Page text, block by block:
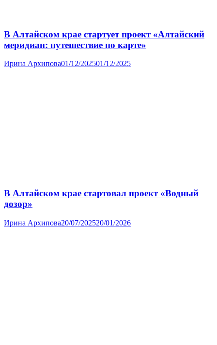
В Алтайском крае стартует проект «Алтайский
меридиан: путешествие по карте»
Ирина Архипова01/12/202501/12/2025
В Алтайском крае стартовал проект «Водный
дозор»
Ирина Архипова20/07/202520/01/2026